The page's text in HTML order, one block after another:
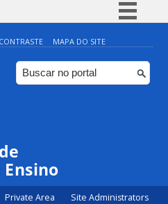
Simplifique!
Comunica BR
Participe
MAPA DO SITE
Private Area Site Administrators